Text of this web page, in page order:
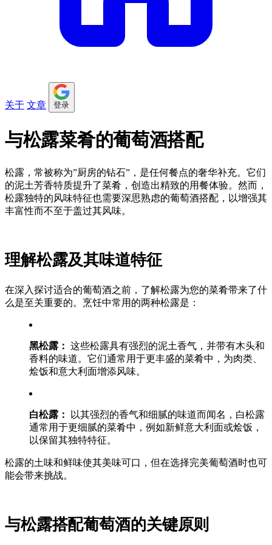
关于 文章 登录
与松露菜肴的葡萄酒搭配
松露，常被称为”厨房的钻石”，是任何餐点的奢华补充。它们
的泥土芳香特质提升了菜肴，创造出精致的用餐体验。然而，
松露独特的风味特征也需要深思熟虑的葡萄酒搭配，以增强其
丰富性而不至于盖过其风味。
理解松露及其味道特征
在深入探讨适合的葡萄酒之前，了解松露为您的菜肴带来了什
么是至关重要的。烹饪中常用的两种松露是：
黑松露： 这些松露具有强烈的泥土香气，并带有木头和
香料的味道。它们通常用于更丰盛的菜肴中，为肉类、
烩饭和意大利面增添风味。
白松露：
以其强烈的香气和细腻的味道而闻名，白松露
通常用于更细腻的菜肴中，例如新鲜意大利面或烩饭，
以保留其独特特征。
松露的土味和鲜味使其美味可口，但在选择完美葡萄酒时也可
能会带来挑战。
与松露搭配葡萄酒的关键原则